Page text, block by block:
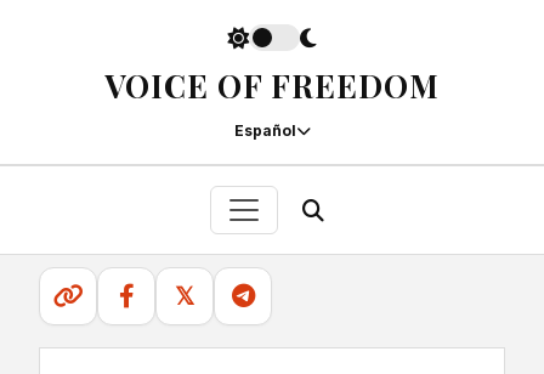
VOICE OF FREEDOM
Español
𝕏